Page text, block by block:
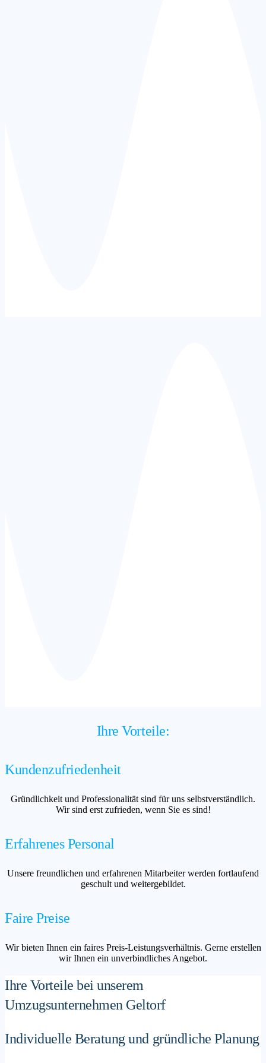
Ihre Vorteile:
Kundenzufriedenheit
Gründlichkeit und Professionalität sind für uns selbstverständlich.
Wir sind erst zufrieden, wenn Sie es sind!
Erfahrenes Personal
Unsere freundlichen und erfahrenen Mitarbeiter werden fortlaufend
geschult und weitergebildet.
Faire Preise
Wir bieten Ihnen ein faires Preis-Leistungsverhältnis. Gerne erstellen
wir Ihnen ein unverbindliches Angebot.
Ihre Vorteile bei unserem
Umzugsunternehmen Geltorf
Individuelle Beratung und gründliche Planung